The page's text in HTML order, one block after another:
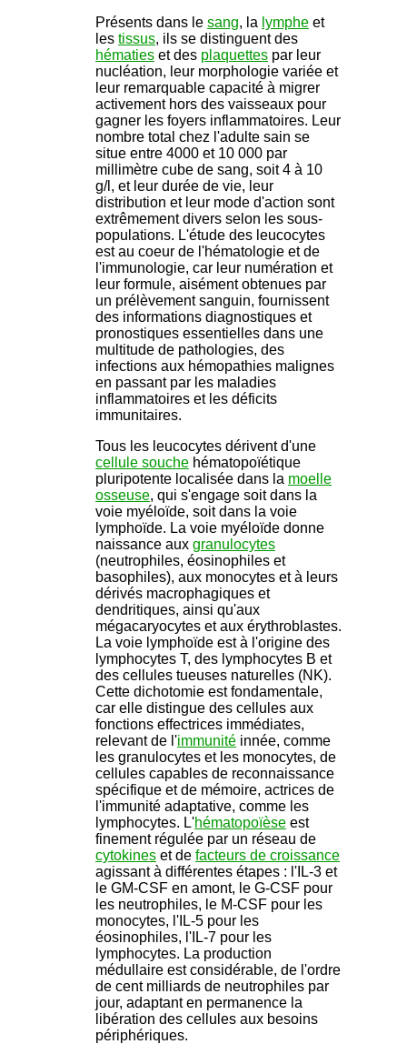
Présents dans le sang, la lymphe et
les tissus, ils se distinguent des
hématies et des plaquettes par leur
nucléation, leur morphologie variée et
leur remarquable capacité à migrer
activement hors des vaisseaux pour
gagner les foyers inflammatoires. Leur
nombre total chez l'adulte sain se
situe entre 4000 et 10 000 par
millimètre cube de sang, soit 4 à 10
g/l, et leur durée de vie, leur
distribution et leur mode d'action sont
extrêmement divers selon les sous-
populations. L'étude des leucocytes
est au coeur de l'hématologie et de
l'immunologie, car leur numération et
leur formule, aisément obtenues par
un prélèvement sanguin, fournissent
des informations diagnostiques et
pronostiques essentielles dans une
multitude de pathologies, des
infections aux hémopathies malignes
en passant par les maladies
inflammatoires et les déficits
immunitaires.
Tous les leucocytes dérivent d'une
cellule souche hématopoïétique
pluripotente localisée dans la moelle
osseuse, qui s'engage soit dans la
voie myéloïde, soit dans la voie
lymphoïde. La voie myéloïde donne
naissance aux granulocytes
(neutrophiles, éosinophiles et
basophiles), aux monocytes et à leurs
dérivés macrophagiques et
dendritiques, ainsi qu'aux
mégacaryocytes et aux érythroblastes.
La voie lymphoïde est à l'origine des
lymphocytes T, des lymphocytes B et
des cellules tueuses naturelles (NK).
Cette dichotomie est fondamentale,
car elle distingue des cellules aux
fonctions effectrices immédiates,
relevant de l'immunité innée, comme
les granulocytes et les monocytes, de
cellules capables de reconnaissance
spécifique et de mémoire, actrices de
l'immunité adaptative, comme les
lymphocytes. L'hématopoïèse est
finement régulée par un réseau de
cytokines et de facteurs de croissance
agissant à différentes étapes : l'IL-3 et
le GM-CSF en amont, le G-CSF pour
les neutrophiles, le M-CSF pour les
monocytes, l'IL-5 pour les
éosinophiles, l'IL-7 pour les
lymphocytes. La production
médullaire est considérable, de l'ordre
de cent milliards de neutrophiles par
jour, adaptant en permanence la
libération des cellules aux besoins
périphériques.